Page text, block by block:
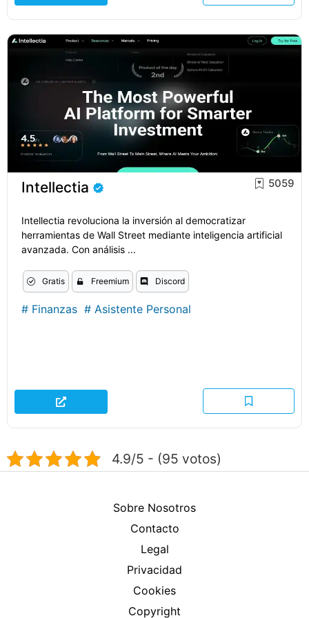
Intellectia 5059
Intellectia revoluciona la inversión al democratizar
herramientas de Wall Street mediante inteligencia artificial
avanzada. Con análisis ...
Gratis Freemium Discord
# Finanzas # Asistente Personal
4.9/5 - (95 votos)
Sobre Nosotros
Contacto
Legal
Privacidad
Cookies
Copyright